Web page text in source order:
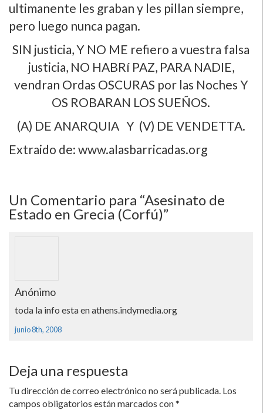
ultimanente les graban y les pillan siempre,
pero luego nunca pagan.
SIN justicia, Y NO ME refiero a vuestra falsa
justicia, NO HABRí PAZ, PARA NADIE,
vendran Ordas OSCURAS por las Noches Y
OS ROBARAN LOS SUEÑOS.
(A) DE ANARQUIA Y (V) DE VENDETTA.
Extraido de: www.alasbarricadas.org
Un Comentario para “Asesinato de
Estado en Grecia (Corfú)”
Anónimo
toda la info esta en athens.indymedia.org
junio 8th, 2008
Deja una respuesta
Tu dirección de correo electrónico no será publicada. Los
campos obligatorios están marcados con*